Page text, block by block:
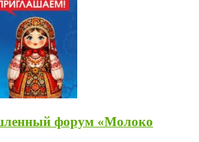
форум «Молоко